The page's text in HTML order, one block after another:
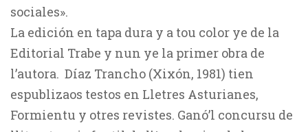
sociales».
La edición en tapa dura y a tou color ye de la
Editorial Trabe y nun ye la primer obra de
l’autora. Díaz Trancho (Xixón, 1981) tien
espublizaos testos en Lletres Asturianes,
Formientu y otres revistes. Ganó’l concursu de